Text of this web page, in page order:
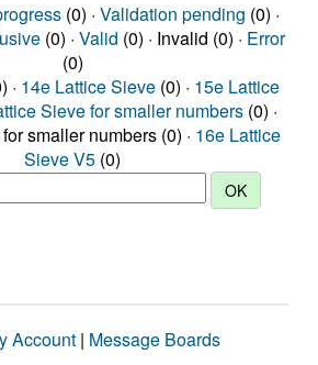
(0) · Validation pending (0) ·
(0) · Valid (0) · Invalid (0) · Error
(0)
· 14e Lattice Sieve (0) · 15e Lattice
Sieve for smaller numbers (0) ·
smaller numbers (0) · 16e Lattice
Sieve V5 (0)
Account | Message Boards